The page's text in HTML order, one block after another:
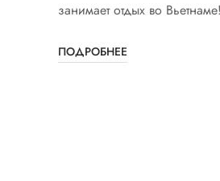
занимает отдых во
ПОДРОБНЕЕ